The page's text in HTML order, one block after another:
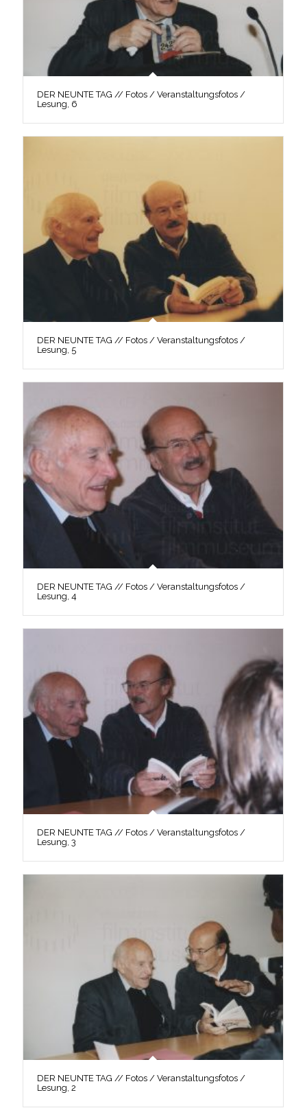
DER NEUNTE TAG // Fotos / Veranstaltungsfotos /
Lesung, 6
DER NEUNTE TAG // Fotos / Veranstaltungsfotos /
Lesung, 5
DER NEUNTE TAG // Fotos / Veranstaltungsfotos /
Lesung, 4
DER NEUNTE TAG // Fotos / Veranstaltungsfotos /
Lesung, 3
DER NEUNTE TAG // Fotos / Veranstaltungsfotos /
Lesung, 2